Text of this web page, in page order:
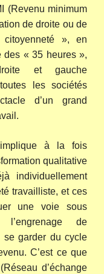
(Revenu minimum
de droite ou de
», en
des « 35 heures »,
et gauche
les sociétés
d’un grand
implique à la fois
qualitative
individuellement
travailliste, et ces
une voie sous
de
se garder du cycle
C’est ce que
d’échange